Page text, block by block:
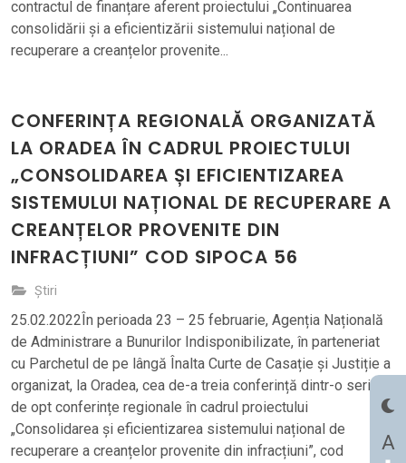
A
contractul de finanțare aferent proiectului „Continuarea
consolidării și a eficientizării sistemului național de
recuperare a creanțelor provenite...
CONFERINȚA REGIONALĂ ORGANIZATĂ
LA ORADEA ÎN CADRUL PROIECTULUI
„CONSOLIDAREA ȘI EFICIENTIZAREA
SISTEMULUI NAȚIONAL DE RECUPERARE A
CREANȚELOR PROVENITE DIN
INFRACȚIUNI” COD SIPOCA 56
Știri
25.02.2022În perioada 23 – 25 februarie, Agenția Națională
de Administrare a Bunurilor Indisponibilizate, în parteneriat
cu Parchetul de pe lângă Înalta Curte de Casație și Justiție a
organizat, la Oradea, cea de-a treia conferință dintr-o serie
de opt conferințe regionale în cadrul proiectului
„Consolidarea și eficientizarea sistemului național de
recuperare a creanțelor provenite din infracțiuni”, cod